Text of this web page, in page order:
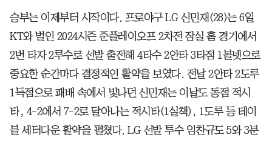
승부는 이제부터 시작이다. 프로야구 LG 신민재(28)는 6일
KT와 벌인 2024시즌 준플레이오프 2차전 잠실 홈 경기에서
2번 타자 2루수로 선발 출전해 4타수 2안타 3타점 1볼넷으로
중요한 순간마다 결정적인 활약을 보였다. 전날 2안타 2도루
1득점으로 패배 속에서 빛나던 신민재는 이날도 동점 적시
타, 4-2에서 7-2로 달아나는 적시타(1실책), 1도루 등 테이
블 세터다운 활약을 펼쳤다. LG 선발 투수 임찬규도 5와 3분